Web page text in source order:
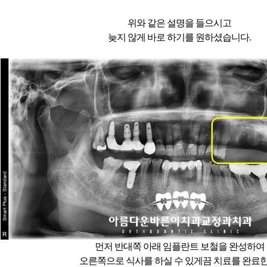
위와 같은 설명을 들으시고
늦지 않게 바로 하기를 원하셨습니다.
먼저 반대쪽 아래 임플란트 보철을 완성하여
오른쪽으로 식사를 하실 수 있게끔 치료를 완료